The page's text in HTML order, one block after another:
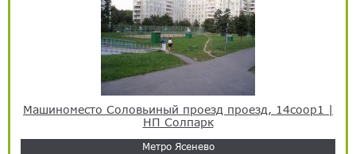
Машиноместо Соловьиный проезд проезд, 14соор1 |
НП Солпарк
Метро Ясенево